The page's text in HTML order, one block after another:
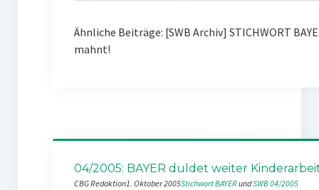
Ähnliche Beiträge: [SWB Archiv] STICHWORT
mahnt!
04/2005: BAYER duldet weiter
CBG Redaktion1. Oktober 2005Stichwort BAYER und SWB 04/2005